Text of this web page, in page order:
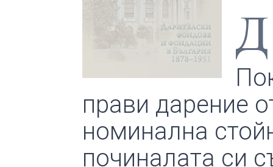
Д
прави дарение
номинална
починалата си